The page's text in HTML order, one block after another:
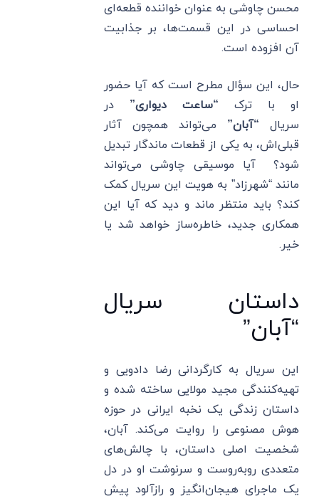
محسن چاوشی به عنوان خواننده قطعه‌ای
احساسی در این قسمت‌ها، بر جذابیت
آن افزوده است.
حال، این سؤال مطرح است که آیا حضور
او با ترک “ساعت دیواری” در
سریال “آبان” می‌تواند همچون آثار
قبلی‌اش، به یکی از قطعات ماندگار تبدیل
شود؟ آیا موسیقی چاوشی می‌تواند
مانند “شهرزاد” به هویت این سریال کمک
کند؟ باید منتظر ماند و دید که آیا این
همکاری جدید، خاطره‌ساز خواهد شد یا
خیر.
داستان سریال
“آبان”
این سریال به کارگردانی رضا دادویی و
تهیه‌کنندگی مجید مولایی ساخته شده و
داستان زندگی یک نخبه ایرانی در حوزه
هوش مصنوعی را روایت می‌کند. آبان،
شخصیت اصلی داستان، با چالش‌های
متعددی روبه‌روست و سرنوشت او در دل
یک ماجرای هیجان‌انگیز و رازآلود پیش